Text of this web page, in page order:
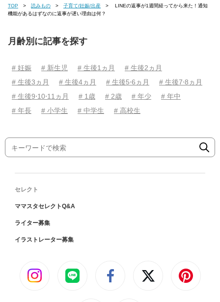
TOP 読みもの 子育て/妊娠/出産
機能があるはずなのに返事が遅い理由は何？
月齢別に記事を探す
# 妊娠 # 新生児 # 生後1ヵ月
# 生後2ヵ月
# 生後3ヵ月
# 生後4ヵ月 # 生後5⋅6ヵ月
# 生後7⋅8ヵ月
# 生後9⋅10⋅11ヵ月
# 1歳 # 2歳 # 年少
# 年中
# 年長
# 小学生 # 中学生 # 高校生
セレクト
ママスタセレクトQ&A
ライター募集
イラストレーター募集